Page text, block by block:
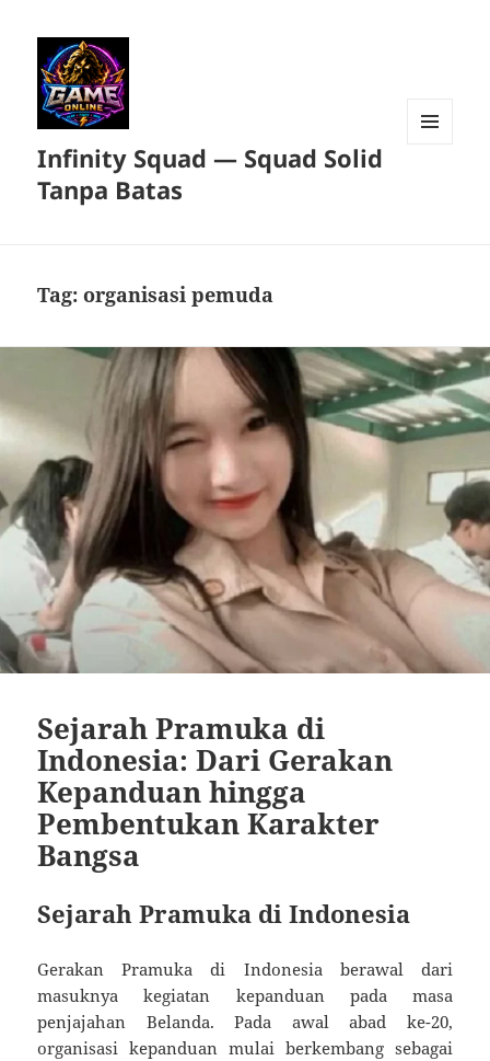
Infinity Squad — Squad Solid
Tanpa Batas
Tag:organisasi pemuda
Sejarah Pramuka di
Indonesia: Dari Gerakan
Kepanduan hingga
Pembentukan Karakter
Bangsa
Sejarah Pramuka di Indonesia
Gerakan Pramuka di Indonesia berawal dari
masuknya kegiatan kepanduan pada masa
penjajahan Belanda. Pada awal abad ke-20,
organisasi kepanduan mulai berkembang sebagai